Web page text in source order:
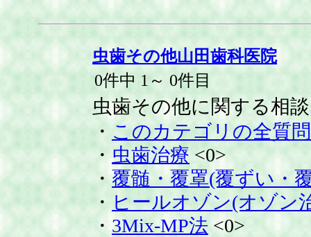
虫歯その他山田歯科医院
0件中 1～ 0件目
虫歯その他に関する相談
・ このカテゴリの全質問
・虫歯治療 <0>
・覆髄・覆罩(覆ずい・
・ ヒールオゾン(オゾン
・ 3Mix-MP法 <0>